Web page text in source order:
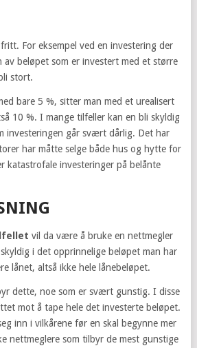
For eksempel ved en investering der
av beløpet som er investert med et større
stort.
bare 5 %, sitter man med et urealisert
10 %. I mange tilfeller kan en bli skyldig
investeringen går svært dårlig. Det har
har måtte selge både hus og hytte for
katastrofale investeringer på belånte
vil da være å bruke en nettmegler
i det opprinnelige beløpet man har
lånet, altså ikke hele lånebeløpet.
dette, noe som er svært gunstig. I disse
mot å tape hele det investerte beløpet.
inn i vilkårene før en skal begynne mer
nettmeglere som tilbyr de mest gunstige